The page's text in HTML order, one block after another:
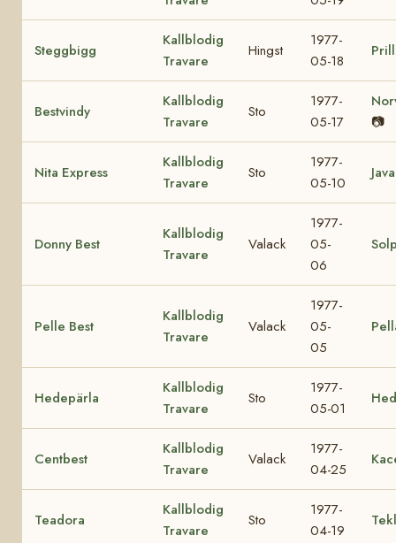
Steggbigg
Kallblodig
Travare
Hingst
1977-
05-18
Bestvindy
Kallblodig
Travare
Sto
1977-
05-17
📷
Nita Express
Kallblodig
Travare
Sto
1977-
05-10
Donny Best
Kallblodig
Travare
Valack
1977-
05-
06
Pelle Best
Kallblodig
Travare
Valack
1977-
05-
05
Hedepärla
Kallblodig
Travare
Sto
1977-
05-01
Centbest
Kallblodig
Travare
Valack
1977-
04-25
Teadora
Kallblodig
Travare
Sto
1977-
04-19